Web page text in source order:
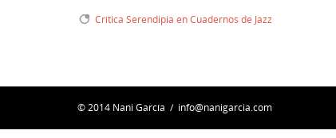
Crítica Serendipia en Cuadernos de Jazz
© 2014 Nani García / info@nanigarcia.com